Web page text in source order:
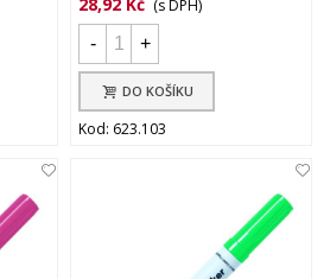
(s DPH)
-
+
DO KOŠÍKU
Kod: 623.103